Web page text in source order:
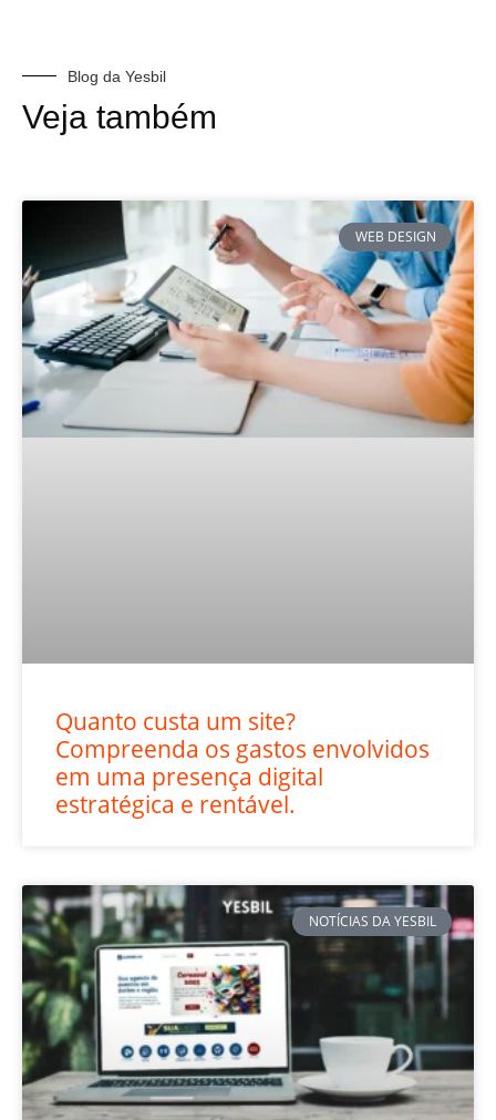
Blog da Yesbil
Veja também
WEB DESIGN
Quanto custa um site?
Compreenda os gastos envolvidos
em uma presença digital
estratégica e rentável.
NOTÍCIAS DA YESBIL